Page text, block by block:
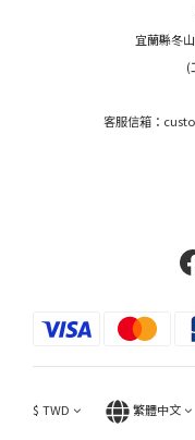
宜蘭縣冬
(
客服信箱：
$ TWD 繁體中文